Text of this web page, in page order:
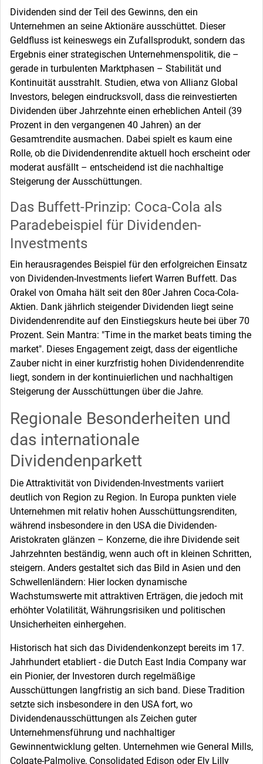
Dividenden sind der Teil des Gewinns, den ein
Unternehmen an seine Aktionäre ausschüttet. Dieser
Geldfluss ist keineswegs ein Zufallsprodukt, sondern das
Ergebnis einer strategischen Unternehmenspolitik, die –
gerade in turbulenten Marktphasen – Stabilität und
Kontinuität ausstrahlt. Studien, etwa von Allianz Global
Investors, belegen eindrucksvoll, dass die reinvestierten
Dividenden über Jahrzehnte einen erheblichen Anteil (39
Prozent in den vergangenen 40 Jahren) an der
Gesamtrendite ausmachen. Dabei spielt es kaum eine
Rolle, ob die Dividendenrendite aktuell hoch erscheint oder
moderat ausfällt – entscheidend ist die nachhaltige
Steigerung der Ausschüttungen.
Das Buffett-Prinzip: Coca-Cola als
Paradebeispiel für Dividenden-
Investments
Ein herausragendes Beispiel für den erfolgreichen Einsatz
von Dividenden-Investments liefert Warren Buffett. Das
Orakel von Omaha hält seit den 80er Jahren Coca-Cola-
Aktien. Dank jährlich steigender Dividenden liegt seine
Dividendenrendite auf den Einstiegskurs heute bei über 70
Prozent. Sein Mantra: "Time in the market beats timing the
market". Dieses Engagement zeigt, dass der eigentliche
Zauber nicht in einer kurzfristig hohen Dividendenrendite
liegt, sondern in der kontinuierlichen und nachhaltigen
Steigerung der Ausschüttungen über die Jahre.
Regionale Besonderheiten und
das internationale
Dividendenparkett
Die Attraktivität von Dividenden-Investments variiert
deutlich von Region zu Region. In Europa punkten viele
Unternehmen mit relativ hohen Ausschüttungsrenditen,
während insbesondere in den USA die Dividenden-
Aristokraten glänzen – Konzerne, die ihre Dividende seit
Jahrzehnten beständig, wenn auch oft in kleinen Schritten,
steigern. Anders gestaltet sich das Bild in Asien und den
Schwellenländern: Hier locken dynamische
Wachstumswerte mit attraktiven Erträgen, die jedoch mit
erhöhter Volatilität, Währungsrisiken und politischen
Unsicherheiten einhergehen.
Historisch hat sich das Dividendenkonzept bereits im 17.
Jahrhundert etabliert - die Dutch East India Company war
ein Pionier, der Investoren durch regelmäßige
Ausschüttungen langfristig an sich band. Diese Tradition
setzte sich insbesondere in den USA fort, wo
Dividendenausschüttungen als Zeichen guter
Unternehmensführung und nachhaltiger
Gewinnentwicklung gelten. Unternehmen wie General Mills,
Colgate-Palmolive, Consolidated Edison oder Ely Lilly